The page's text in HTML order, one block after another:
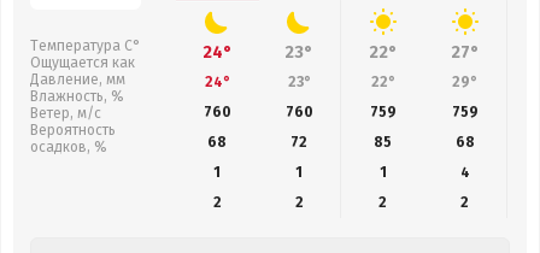
Температура С°
Ощущается как
Давление, мм
Влажность, %
Ветер, м/с
Вероятность
осадков, %
24° 23° 22° 27°
24° 23° 22° 29°
760
760 759 759
68
72 85 68
1
1 1
4
2
2 2 2